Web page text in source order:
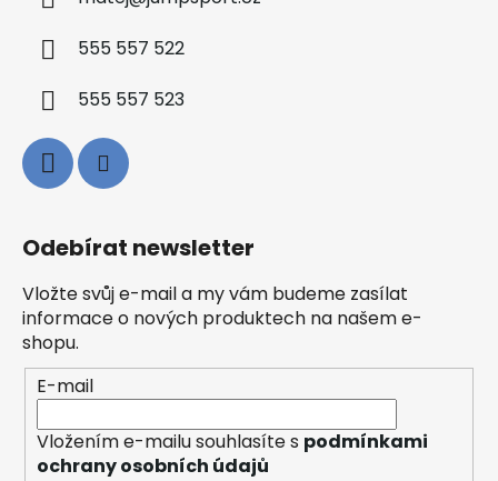
555 557 522
555 557 523
Odebírat newsletter
Vložte svůj e-mail a my vám budeme zasílat
informace o nových produktech na našem e-
shopu.
E-mail
Vložením e-mailu souhlasíte s podmínkami
ochrany osobních údajů